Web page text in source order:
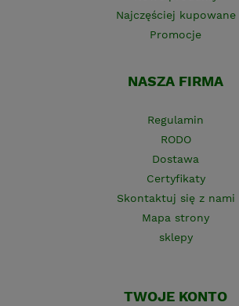
Najczęściej kupowane
Promocje
NASZA FIRMA
Regulamin
RODO
Dostawa
Certyfikaty
Skontaktuj się z nami
Mapa strony
sklepy
TWOJE KONTO